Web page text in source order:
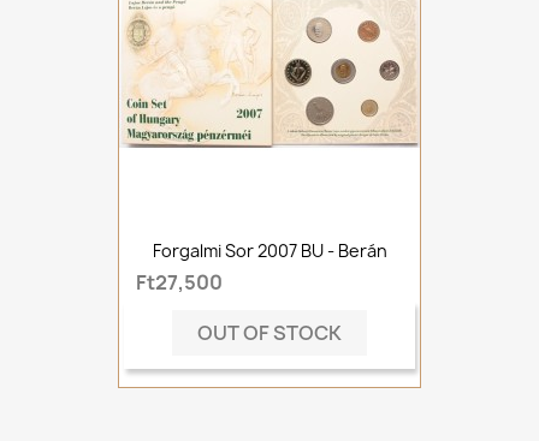
Forgalmi Sor 2007 BU - Berán
Ft27,500
OUT OF STOCK